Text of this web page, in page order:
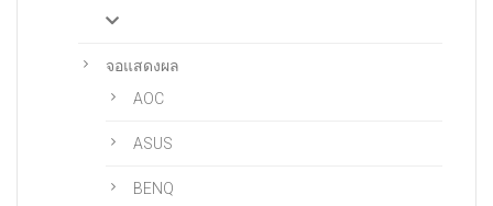
จอแสดงผล
AOC
ASUS
BENQ